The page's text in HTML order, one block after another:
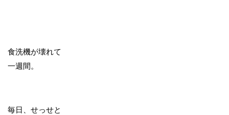
食洗機が壊れて
一週間。
毎日、せっせと